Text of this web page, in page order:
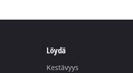
Löydä
Kestävyys